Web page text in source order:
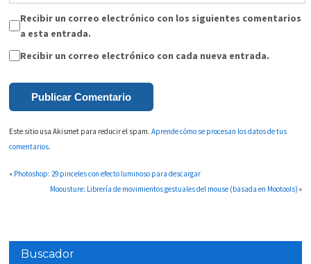
Recibir un correo electrónico con los siguientes comentarios
a esta entrada.
Recibir un correo electrónico con cada nueva entrada.
Este sitio usa Akismet para reducir el spam.Aprende cómo se procesan los datos de tus
comentarios.
« Photoshop: 29 pinceles con efecto luminoso para descargar
Moousture: Librería de movimientos gestuales del mouse (basada en Mootools) »
Buscador